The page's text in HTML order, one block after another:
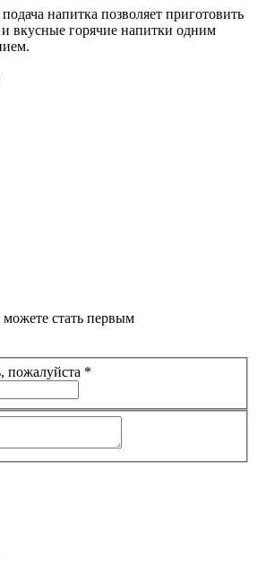
напитка позволяет приготовить
вкусные горячие напитки одним
стать первым
пожалуйста *